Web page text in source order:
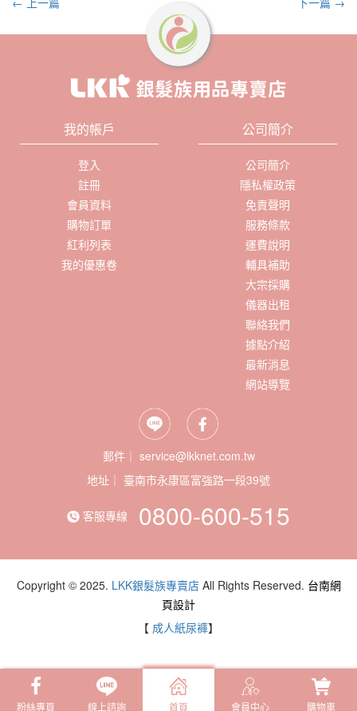
粉絲專頁 線上諮詢 首頁 會員中心 購物車
我的帳戶
登入
註冊
會員資料
購物訂單
紅利列表
我的優惠卷
公司簡介
公司簡介
隱私權政策
免責聲明
服務條款
運費說明
輔具補助
大宗採購
儀器出租
聯絡我們
據點介紹
最新消息
網站導覽
郵件｜ service@lkknet.com.tw
地址｜
客服專線 0800-600-515
Copyright © 2025. LKK銀髮族專賣店All Rights Reserved. 台南網
頁設計
【 成人紙尿褲】